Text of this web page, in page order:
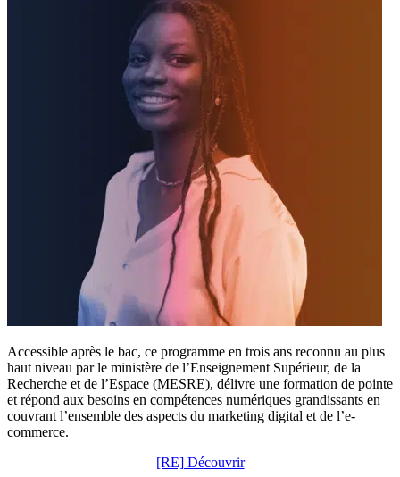
Accessible après le bac, ce programme en trois ans reconnu au plus
haut niveau par le ministère de l’Enseignement Supérieur, de la
Recherche et de l’Espace (MESRE), délivre une formation de pointe
et répond aux besoins en compétences numériques grandissants en
couvrant l’ensemble des aspects du marketing digital et de l’e-
commerce.
[RE] Découvrir